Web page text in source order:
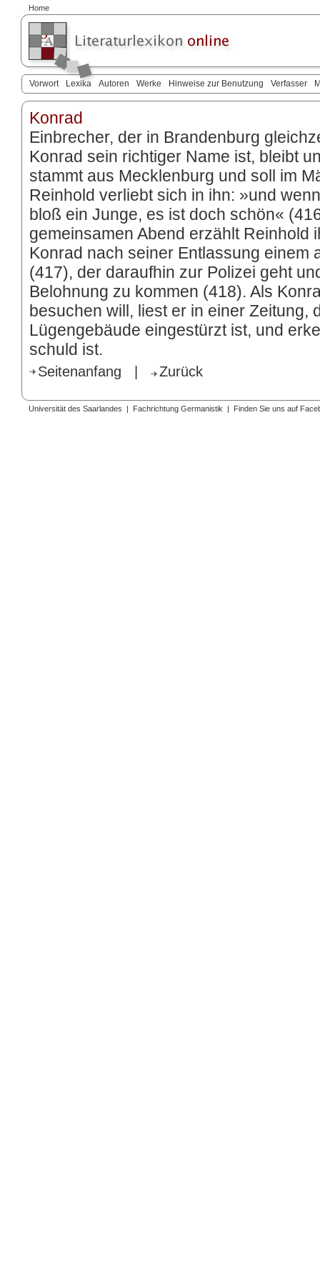
Home
Vorwort Lexika Autoren Werke Hinweise zur Benutzung Verfasser
Konrad
Einbrecher, der in Brandenburg
Konrad sein richtiger Name ist, bleibt
stammt aus Mecklenburg und soll im
Reinhold verliebt sich in ihn: »und
bloß ein Junge, es ist doch schön«
gemeinsamen Abend erzählt Reinhold
Konrad nach seiner Entlassung einem
(417), der daraufhin zur Polizei geht
Belohnung zu kommen (418). Als
besuchen will, liest er in einer Zeitung,
Lügengebäude eingestürzt ist, und
schuld ist.
Seitenanfang Zurück
Universität des Saarlandes | Fachrichtung Germanistik | Finden Sie uns auf